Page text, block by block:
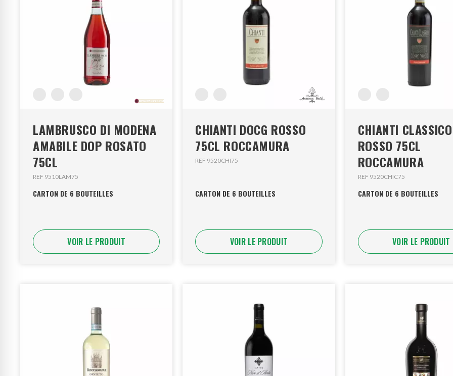
LAMBRUSCO DI MODENA
AMABILE DOP ROSATO
75CL
REF 9510LAM75
CARTON DE 6 BOUTEILLES
VOIR LE PRODUIT
CHIANTI DOCG ROSSO
75CL ROCCAMURA
REF 9520CHI75
CARTON DE 6 BOUTEILLES
VOIR LE PRODUIT
CHIANTI
ROSSO 75CL
ROCCAMURA
REF 9520CHIC75
CARTON DE 6 BOUTEILLES
VOIR LE PRODUIT